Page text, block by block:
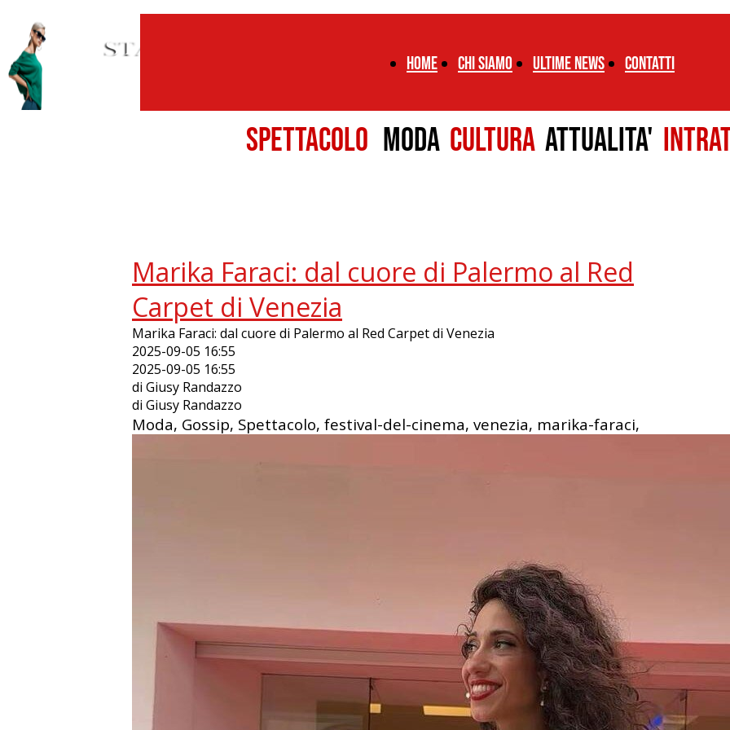
Home chi siamo ultime news CONTATTI
SPETTACOLO MODA CULTURA ATTUALITA'
Marika Faraci: dal cuore di Palermo al Red
Carpet di Venezia
Marika Faraci: dal cuore di Palermo al Red Carpet di Venezia
2025-09-05 16:55
2025-09-05 16:55
di Giusy Randazzo
di Giusy Randazzo
Moda, Gossip, Spettacolo, festival-del-cinema, venezia, marika-faraci,